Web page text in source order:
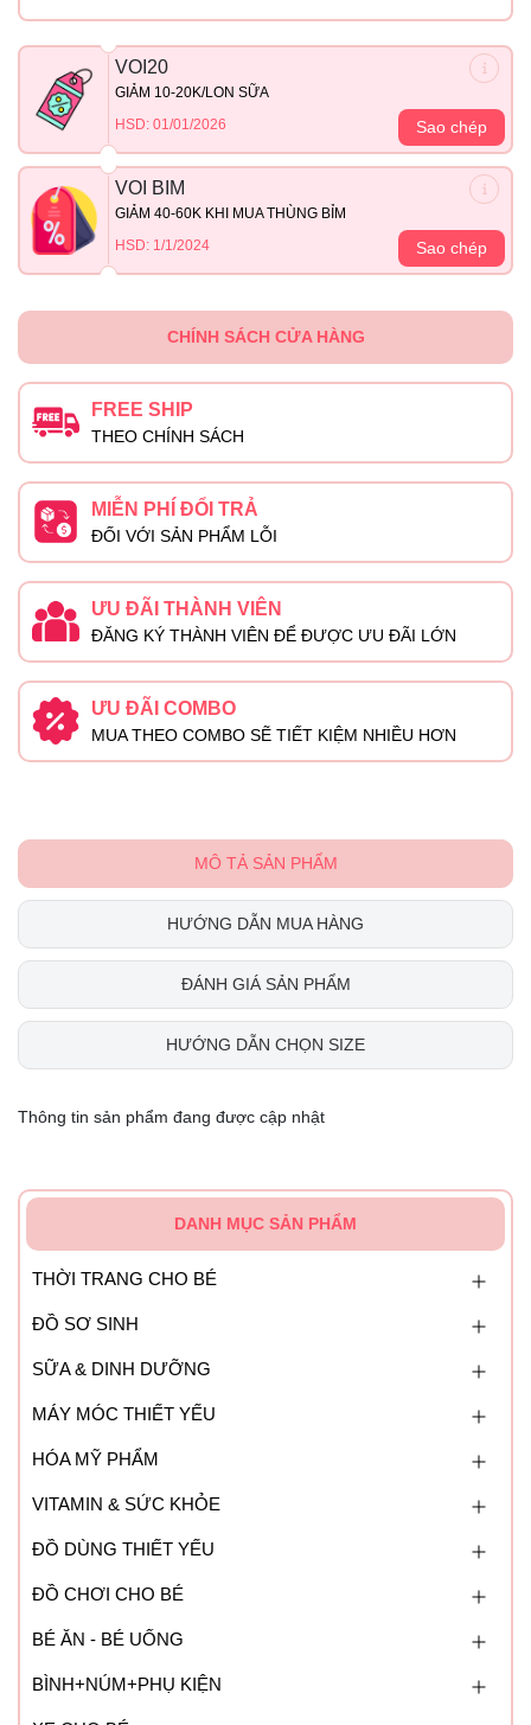
VOI20
GIẢM 10-20K/LON SỮA
HSD: 01/01/2026
Sao chép
VOI BIM
GIẢM 40-60K KHI MUA THÙNG BỈM
HSD: 1/1/2024
Sao chép
CHÍNH SÁCH CỬA HÀNG
FREE SHIP
THEO CHÍNH SÁCH
MIỄN PHÍ ĐỔI TRẢ
ĐỐI VỚI SẢN PHẨM LỖI
ƯU ĐÃI THÀNH VIÊN
ĐĂNG KÝ THÀNH VIÊN ĐỂ ĐƯỢC ƯU ĐÃI LỚN
ƯU ĐÃI COMBO
MUA THEO COMBO SẼ TIẾT KIỆM NHIỀU HƠN
MÔ TẢ SẢN PHẨM
HƯỚNG DẪN MUA HÀNG
ĐÁNH GIÁ SẢN PHẨM
HƯỚNG DẪN CHỌN SIZE
Thông tin sản phẩm đang được cập nhật
DANH MỤC SẢN PHẨM
THỜI TRANG CHO BÉ
ĐỒ SƠ SINH
SỮA & DINH DƯỠNG
MÁY MÓC THIẾT YẾU
HÓA MỸ PHẨM
VITAMIN & SỨC KHỎE
ĐỒ DÙNG THIẾT YẾU
ĐỒ CHƠI CHO BÉ
BÉ ĂN - BÉ UỐNG
BÌNH+NÚM+PHỤ KIỆN